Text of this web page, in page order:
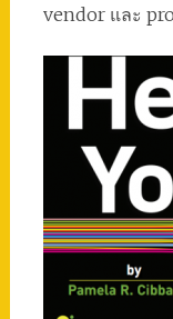
vendor และ